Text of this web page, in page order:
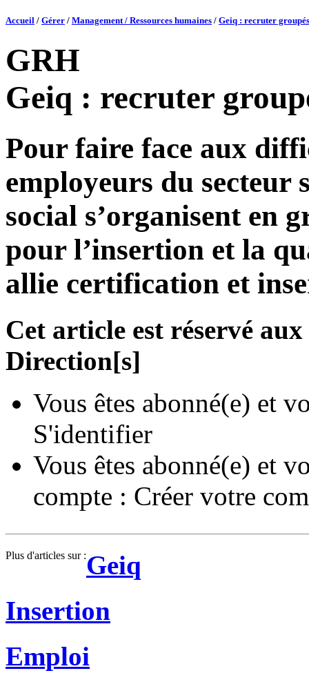
Accueil / Gérer / Management / Ressources humaines / Geiq : recruter groupés
GRH
Geiq : recruter
Pour faire face aux
employeurs du secteur
social s’organisent en
pour l’insertion et la
allie certification et
Cet article est réservé
Direction[s]
Vous êtes abonné(e) et
S'identifier
Vous êtes abonné(e) et
compte : Créer votre
Plus d'articles sur :Geiq
Insertion
Emploi